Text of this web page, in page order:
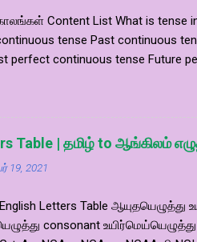
Content List What is tense
tense Past continuous
perfect continuous tense Future
English ல் 12 வகையான காலங்கள்
இதை English முதுகு எலும்பு
Table | தமிழ் to ஆங்கிலம்
19, 2021
Letters Table ஆயுதயெழுத்து
consonant